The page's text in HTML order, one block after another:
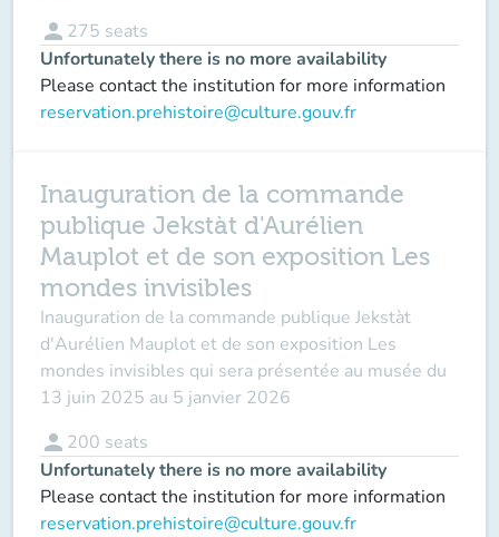
person 275 seats
Unfortunately there is no more availability
Please contact the institution for more information
reservation.prehistoire@culture.gouv.fr
Inauguration de la commande
publique Jekstàt d'Aurélien
Mauplot et de son exposition Les
mondes invisibles
Inauguration de la commande publique Jekstàt
d'Aurélien Mauplot et de son exposition Les
mondes invisibles qui sera présentée au musée du
13 juin 2025 au 5 janvier 2026
person 200 seats
Unfortunately there is no more availability
Please contact the institution for more information
reservation.prehistoire@culture.gouv.fr